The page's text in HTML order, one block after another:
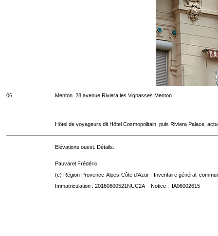
06 Menton. 28 avenue Riviera les Vignasses Menton
Hôtel de voyageurs dit Hôtel Cosmopolitain, puis Riviera Palace,
Elévations ouest. Détails.
Pauvarel Frédéric
(c) Région Provence-Alpes-Côte d'Azur - Inventaire général.
Immatriculation : 20160600521NUC2A Notice : IA06002615